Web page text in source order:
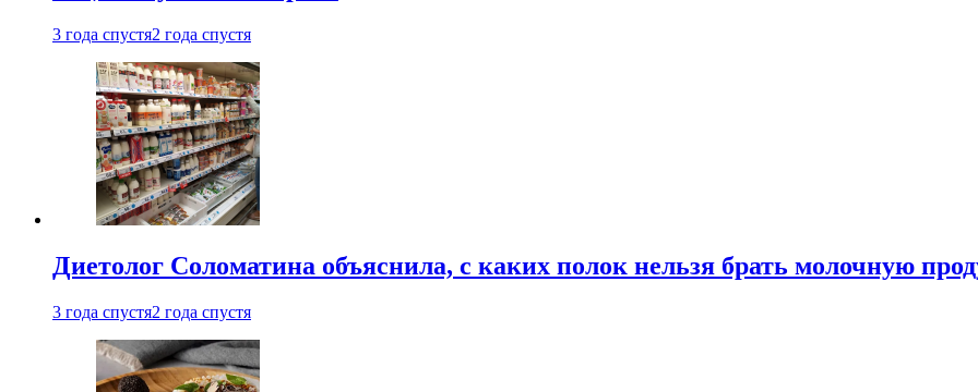
3 года спустя2 года спустя
Диетолог Соломатина объяснила, с каких полок нельзя брать молочную
3 года спустя2 года спустя